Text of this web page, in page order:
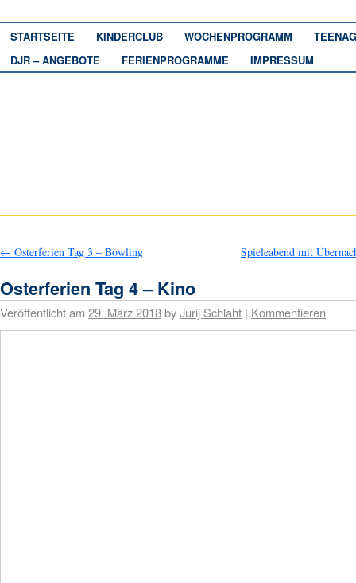
STARTSEITE KINDERCLUB WOCHENPROGRAMM
DJR – ANGEBOTE
FERIENPROGRAMME IMPRESSUM
← Osterferien Tag 3 – Bowling Spieleabend mit
Osterferien Tag 4 – Kino
Veröffentlicht am29. März 2018byJurij Schlaht | Kommentieren